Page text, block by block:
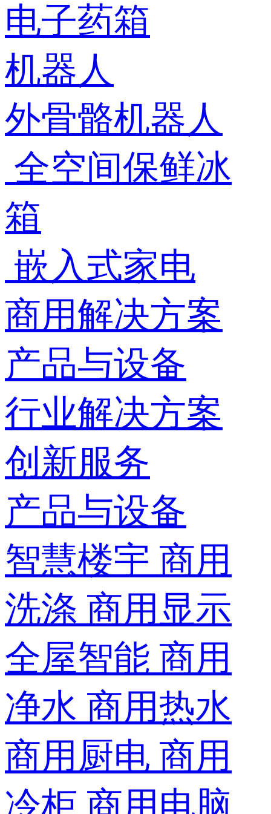
电子药箱
机器人
外骨骼机器人
全空间保鲜冰
箱
嵌入式家电
商用解决方案
产品与设备
行业解决方案
创新服务
产品与设备
智慧楼宇 商用
洗涤 商用显示
全屋智能 商用
净水 商用热水
商用厨电 商用
冷柜 商用电脑